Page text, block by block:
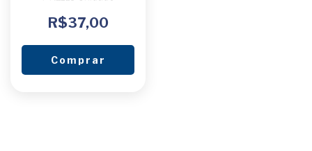
R$37,00
Comprar